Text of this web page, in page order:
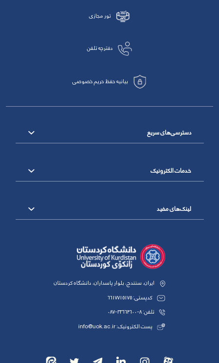
تور مجازی
دفترچه تلفن
بیانیه حفظ حریم خصوصی
دسترسی‌های سریع
خدمات الکترونیک
لینک‌های مفید
ایران، سنندج، بلوار پاسداران، دانشگاه کردستان
کدپستی: 6617715175
تلفن: 8-33664600-087
پست الکترونیک: info@uok.ac.ir